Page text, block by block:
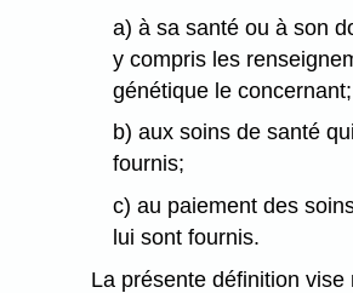
a) à sa santé ou à son
y compris les
génétique le concernant;
b) aux soins de santé
fournis;
c) au paiement des
lui sont fournis.
La présente définition vise